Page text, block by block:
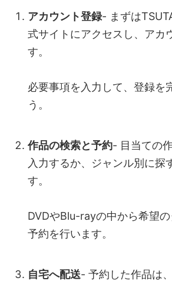
アカウント登録- まずは
式サイトにアクセスし、アカ
す。
必要事項を入力して、登録を
う。
作品の検索と予約- 目当ての
入力するか、ジャンル別に探
す。
DVDやBlu-rayの中から希望の
予約を行います。
自宅へ配送- 予約した作品は